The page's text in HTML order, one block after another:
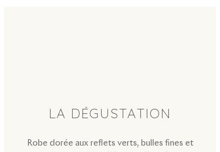
LA DÉGUSTATION
Robe dorée aux reflets verts, bulles fines et